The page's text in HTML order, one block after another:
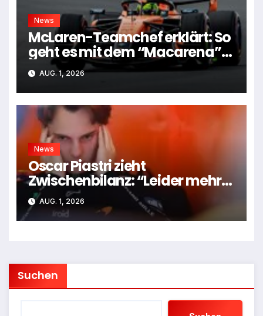
News
McLaren-Teamchef erklärt: So
geht es mit dem “Macarena”-
Flügel weiter
AUG. 1, 2026
News
Oscar Piastri zieht
Zwischenbilanz: “Leider mehr
Tiefen als Höhen”
AUG. 1, 2026
Suchen